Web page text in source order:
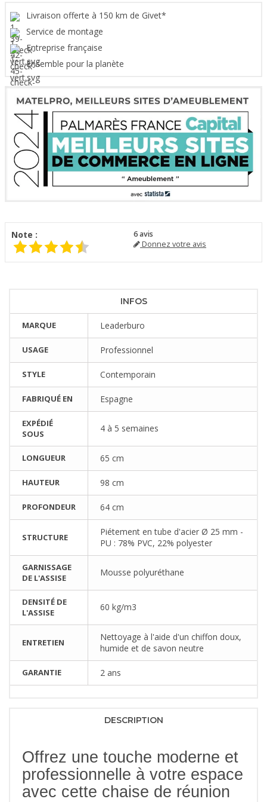
Livraison offerte à 150 km de Givet*
Service de montage
Entreprise française
Ensemble pour la planète
Note : 6avis
Donnez votre avis
INFOS
MARQUE Leaderburo
USAGE Professionnel
STYLE Contemporain
FABRIQUÉ EN Espagne
EXPÉDIÉ
SOUS
4 à 5 semaines
LONGUEUR 65 cm
HAUTEUR 98 cm
PROFONDEUR 64 cm
STRUCTURE
Piétement en tube d'acier Ø 25 mm -
PU : 78% PVC, 22% polyester
GARNISSAGE
DE L'ASSISE
Mousse polyuréthane
DENSITÉ DE
L'ASSISE
60 kg/m3
ENTRETIEN
Nettoyage à l'aide d'un chiffon doux,
humide et de savon neutre
GARANTIE 2 ans
DESCRIPTION
Offrez une touche moderne et
professionnelle à votre espace
avec cette chaise de réunion